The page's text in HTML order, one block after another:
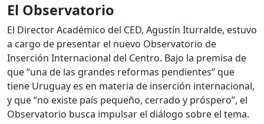
El Observatorio
El Director Académico del CED, Agustín Iturralde, estuvo
a cargo de presentar el nuevo Observatorio de
Inserción Internacional del Centro. Bajo la premisa de
que “una de las grandes reformas pendientes” que
tiene Uruguay es en materia de inserción internacional,
y que “no existe país pequeño, cerrado y próspero”, el
Observatorio busca impulsar el diálogo sobre el tema.